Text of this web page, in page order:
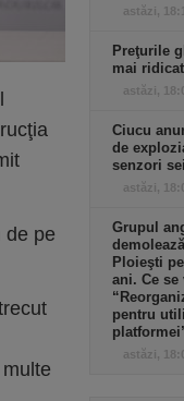
de pe
astăzi,
Preţurile
mai
astăzi,
Ciucu
de
senzori
astăzi,
Grupul
Ploieşti
ani. Ce se
pentru
astăzi,